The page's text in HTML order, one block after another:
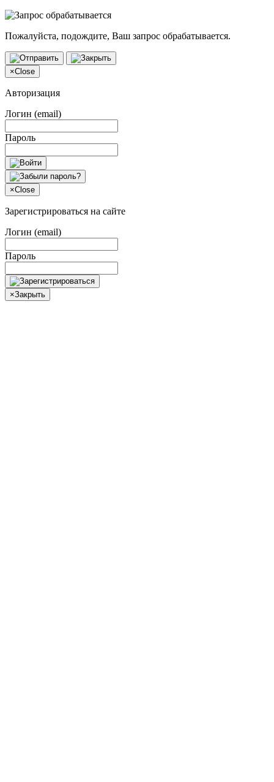
Пожалуйста, подождите, Ваш запрос обрабатывается.
×Close
Авторизация
Логин (email)
Пароль
×Close
Зарегистрироваться на сайте
Логин (email)
Пароль
×Закрыть